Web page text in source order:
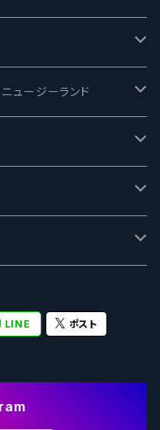
リー
Brewing
ス
ネス
ュージーランド
ー
ーターズ
LINE ポスト